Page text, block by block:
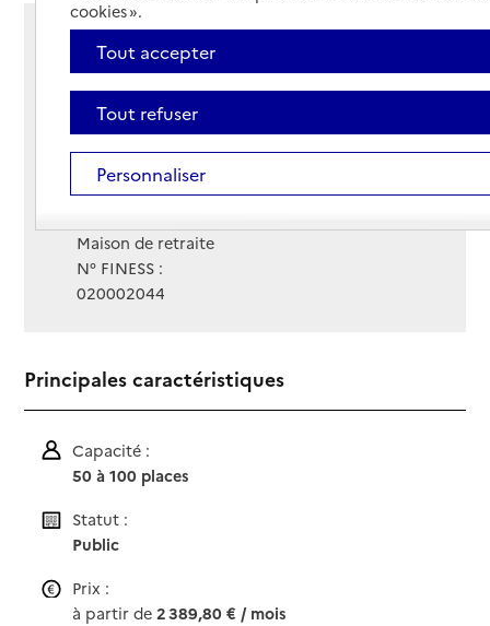
39 rue Saint-Jean
02800 - Vendeuil
Voir itinéraire
Téléphone :
Contact
Contact
Site Internet
Site internet non renseigné
Maison de retraite
N° FINESS :
020002044
Principales caractéristiques
Capacité :
50 à 100 places
Statut :
Public
Prix :
à partir de2 389,80 € / mois
cookies ».
Tout accepter
Tout refuser
Personnaliser